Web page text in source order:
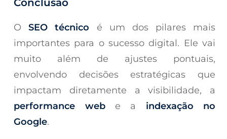
OSEO técnico é um dos pilares mais
importantes para o sucesso digital. Ele vai
muito além de ajustes pontuais,
envolvendo decisões estratégicas que
impactam diretamente a visibilidade, a
performance webe a indexação no
Google.